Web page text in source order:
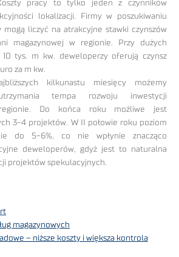
pracy to tylko jeden z czynników
lokalizacji. Firmy w poszukiwaniu
mogą liczyć na atrakcyjne stawki czynszów
magazynowej w regionie. Przy dużych
10 tys. m kw. deweloperzy oferują czynsz
za m kw.
kilkunastu miesięcy możemy
tempa rozwoju inwestycji
Do końca roku możliwe jest
3-4 projektów. W II połowie roku poziom
do 5-6%, co nie wpłynie znacząco
deweloperów, gdyż jest to naturalna
projektów spekulacyjnych.
magazynowych
– niższe koszty i większa kontrola